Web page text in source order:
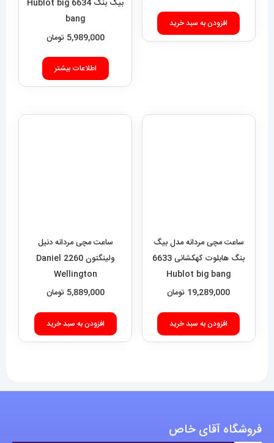
افزودن به سبد خرید اطلاعات بیشتر
فروشگاه آقای خاص
انواع ساعت مچی جزو تخصصی ترین مرجع میباشد .